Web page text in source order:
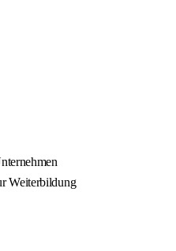
Weiterbildung